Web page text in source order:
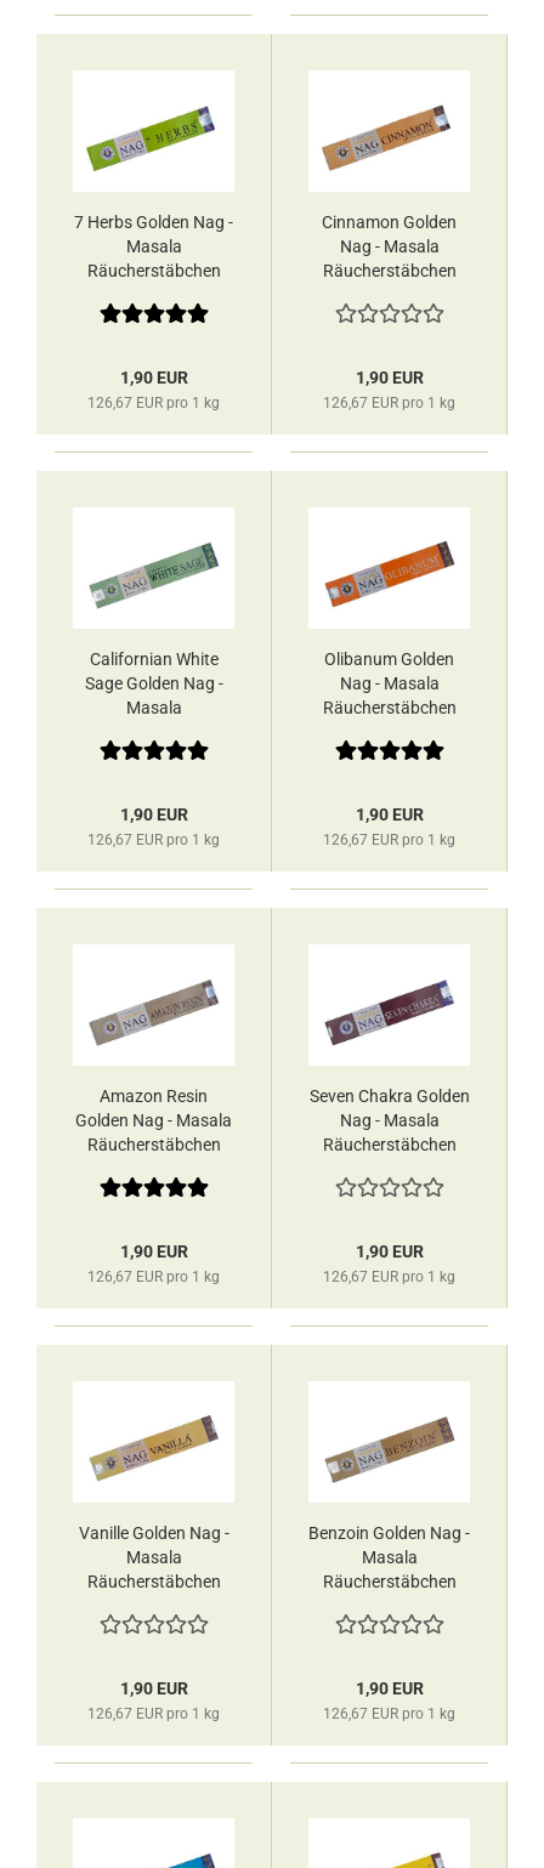
7 Herbs Golden Nag -
Masala
Räucherstäbchen
1,90 EUR
126,67 EUR pro 1 kg
Cinnamon Golden
Nag - Masala
Räucherstäbchen
1,90 EUR
126,67 EUR pro 1 kg
Californian White
Sage Golden Nag -
Masala
Vijayshree
1,90 EUR
126,67 EUR pro 1 kg
Olibanum Golden
Nag - Masala
Räucherstäbchen
1,90 EUR
126,67 EUR pro 1 kg
Amazon Resin
Golden Nag - Masala
Räucherstäbchen
1,90 EUR
126,67 EUR pro 1 kg
Seven Chakra Golden
Nag - Masala
Räucherstäbchen
1,90 EUR
126,67 EUR pro 1 kg
Vanille Golden Nag -
Masala
Räucherstäbchen
1,90 EUR
126,67 EUR pro 1 kg
Benzoin Golden Nag -
Masala
Räucherstäbchen
1,90 EUR
126,67 EUR pro 1 kg